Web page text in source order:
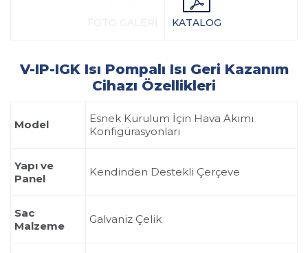
KATALOG
V-IP-IGK Isı Pompalı Isı Geri Kazanım
Cihazı Özellikleri
Model
Esnek Kurulum İçin Hava Akımı
Konfigürasyonları
Yapı ve
Panel
Kendinden Destekli Çerçeve
Sac
Malzeme
Galvaniz Çelik